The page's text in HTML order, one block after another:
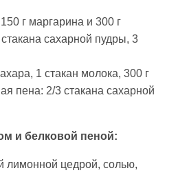
г маргарина и 300 г
сахарной пудры, 3
1 стакан молока, 300 г
пена: 2/3 стакана сахарной
и белковой пеной:
лимонной цедрой, солью,